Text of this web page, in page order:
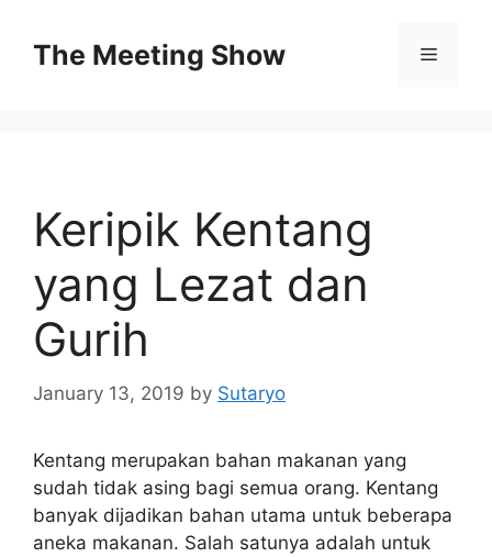
contentThe Meeting Show Menu
Keripik Kentang
yang Lezat dan
Gurih
January 13, 2019 by Sutaryo
Kentang merupakan bahan makanan yang
sudah tidak asing bagi semua orang. Kentang
banyak dijadikan bahan utama untuk beberapa
aneka makanan. Salah satunya adalah untuk